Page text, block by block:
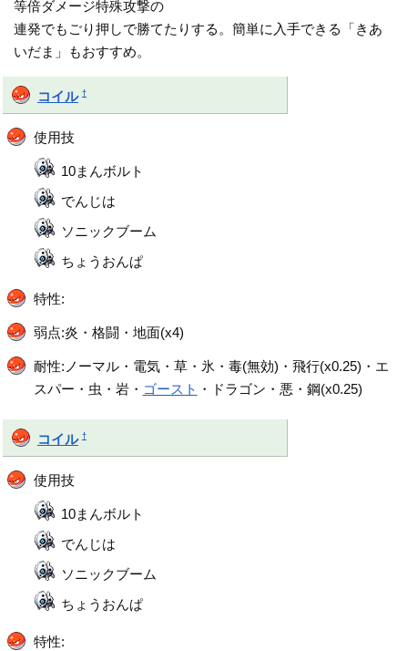
等倍ダメージ特殊攻撃の
連発でもごり押しで勝てたりする。簡単に入手できる「きあ
いだま」もおすすめ。
コイル †
使用技
10まんボルト
でんじは
ソニックブーム
ちょうおんぱ
特性:
弱点:炎・格闘・地面(x4)
耐性:ノーマル・電気・草・氷・毒(無効)・飛行(x0.25)・エ
スパー・虫・岩・ ゴースト ・ドラゴン・悪・鋼(x0.25)
コイル †
使用技
10まんボルト
でんじは
ソニックブーム
ちょうおんぱ
特性: